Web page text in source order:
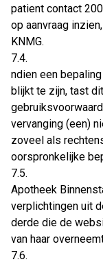
patient contact
op aanvraag
KNMG.
7.4.
ndien een
blijkt te zijn, tast
vervanging (een)
zoveel als
oorspronkelijke
7.5.
Apotheek
verplichtingen uit
derde die de
van haar
7.6.